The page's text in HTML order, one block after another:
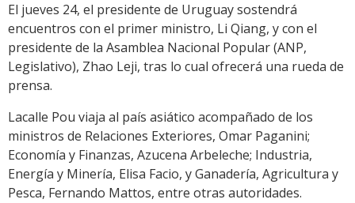
El jueves 24, el presidente de Uruguay sostendrá
encuentros con el primer ministro, Li Qiang, y con el
presidente de la Asamblea Nacional Popular (ANP,
Legislativo), Zhao Leji, tras lo cual ofrecerá una rueda de
prensa.
Lacalle Pou viaja al país asiático acompañado de los
ministros de Relaciones Exteriores, Omar Paganini;
Economía y Finanzas, Azucena Arbeleche; Industria,
Energía y Minería, Elisa Facio, y Ganadería, Agricultura y
Pesca, Fernando Mattos, entre otras autoridades.